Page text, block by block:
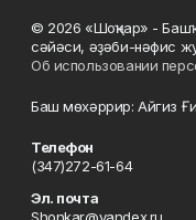
© 2026 «Шоңҡар» -
сәйәси, әҙәби-нәфис
Об использовании
Баш мөхәррир: Айгиз
Телефон
(347)272-61-64
Эл. почта